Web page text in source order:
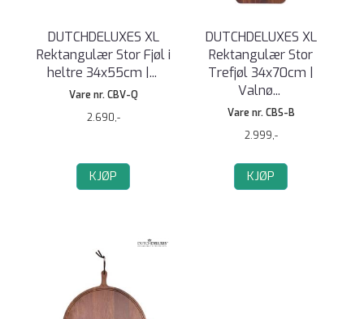
DUTCHDELUXES XL
Rektangulær Stor Fjøl i
heltre 34x55cm | ...
Vare nr. CBV-Q
2.690,-
KJØP
DUTCHDELUXES XL
Rektangulær Stor
Trefjøl 34x70cm |
Valnø...
Vare nr. CBS-B
2.999,-
KJØP